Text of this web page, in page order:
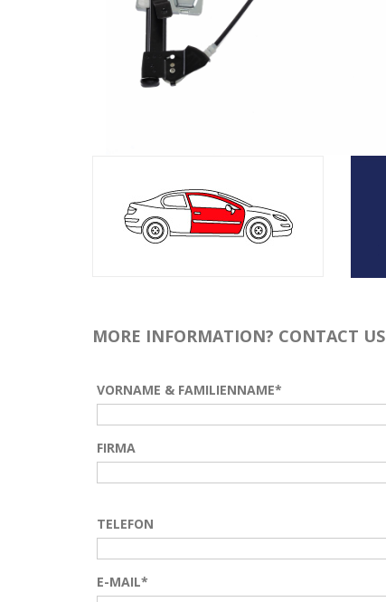
MORE INFORMATION? CONTACT US
VORNAME & FAMILIENNAME*
FIRMA
TELEFON
E-MAIL*